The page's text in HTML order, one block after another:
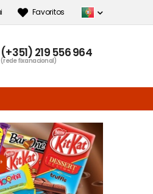
Favoritos
(+351) 219 556 964
(rede fixa nacional)